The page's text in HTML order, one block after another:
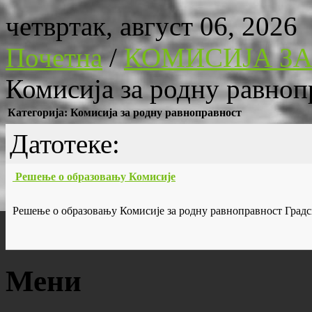
четвртак, август 06, 2026
Почетна/КОМИСИЈА
Комисија за родну
Категорија: Комисија за родну равноправност
Датотеке:
Решење о образовању Комисије
Решење о образовању Комисије за родну равноправност
Мени